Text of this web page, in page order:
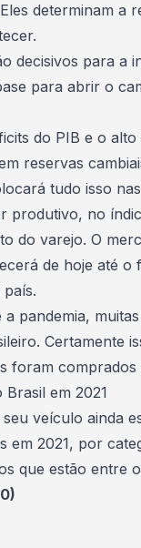
determinam a
decisivos para a
para abrir o
do PIB e o alto
reservas
tudo isso
produtivo, no
do varejo. O
de hoje até
pandemia,
Certamente
foram
em 2021
veículo ainda
em 2021, por
que estão entre